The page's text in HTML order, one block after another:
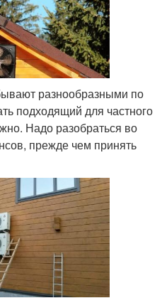
разнообразными по
подходящий для частного
Надо разобраться во
прежде чем принять